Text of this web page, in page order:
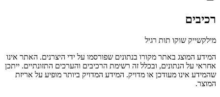
רכיבים
מילקשייק שוקו תות רגיל
המידע המוצג באתר מקורו בנתונים שפורסמו על ידי היצרנים. האתר אינו
אחראי על הנתונים, ובכלל זה רשימת הרכיבים והערכים התזונתיים. ייתכן
שהמידע אינו מעודכן או מדויק. המידע המדויק ביותר מופיע על אריזת
המוצר.